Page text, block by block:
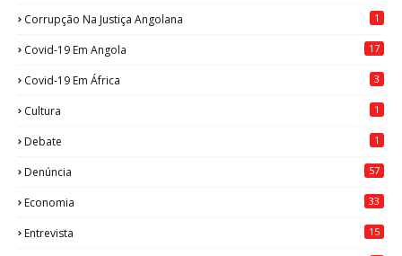
Corrupção Na Justiça Angolana 1
Covid-19 Em Angola 17
Covid-19 Em África 3
Cultura 1
Debate 1
Denúncia 57
Economia 33
Entrevista 15